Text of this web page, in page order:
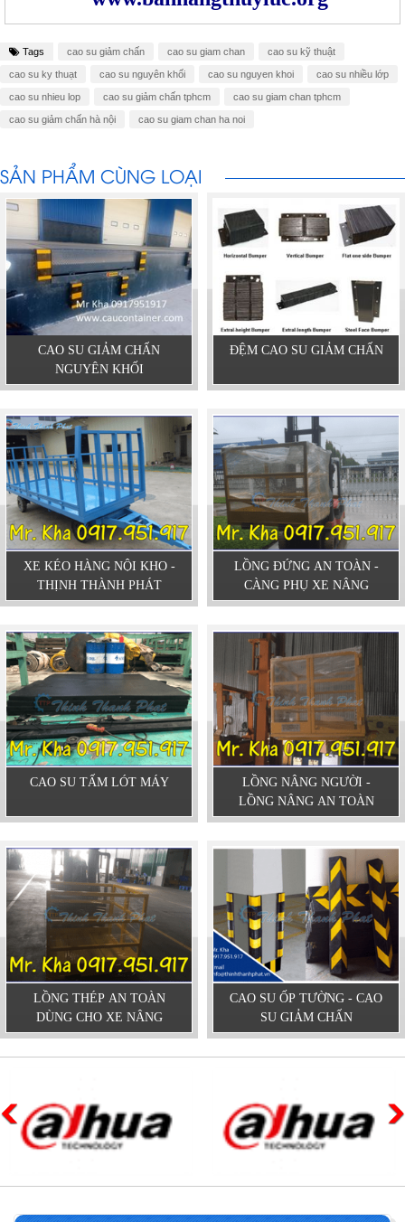
Tags cao su giảm chấn cao su giam chan cao su kỹ thuật
cao su ky thuạt cao su nguyên khối cao su nguyen khoi cao su nhiều lớp
cao su nhieu lop cao su giảm chấn tphcm cao su giam chan tphcm
cao su giảm chấn hà nội cao su giam chan ha noi
SẢN PHẨM CÙNG LOẠI
CAO SU GIẢM CHẤN
NGUYÊN KHỐI
ĐỆM CAO SU GIẢM CHẤN
XE KÉO HÀNG NỘI KHO -
THỊNH THÀNH PHÁT
LỒNG ĐỨNG AN TOÀN -
CÀNG PHỤ XE NÂNG
CAO SU TẤM LÓT MÁY
LỒNG NÂNG NGƯỜI -
LỒNG NÂNG AN TOÀN
LỒNG THÉP AN TOÀN
DÙNG CHO XE NÂNG
CAO SU ỐP TƯỜNG - CAO
SU GIẢM CHẤN